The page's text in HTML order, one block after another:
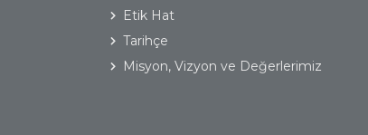
Etik Hat
Tarihçe
Misyon, Vizyon ve Değerlerimiz